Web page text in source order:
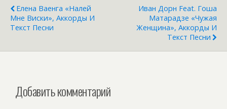
Елена Ваенга «Налей
Мне Виски», Аккорды И
Текст Песни
Иван Дорн Feat. Гоша
Матарадзе «Чужая
Женщина», Аккорды И
Текст Песни
Добавить комментарий